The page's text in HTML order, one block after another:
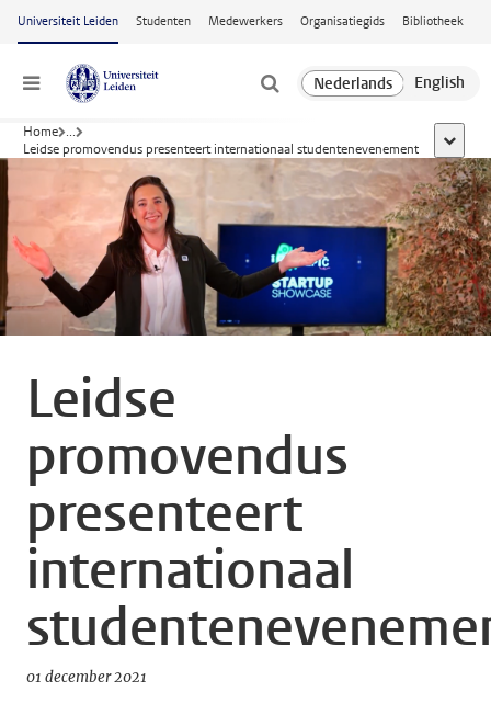
Ga naar hoofdinhoud
Universiteit Leiden Studenten Medewerkers Organisatiegids Bibliotheek
Menu
Home ...
Leidse promovendus presenteert internationaal studentenevenement
toon
Leidse
promovendus
presenteert
internationaal
01 december 2021